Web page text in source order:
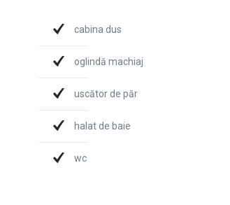
cabina dus
oglindă machiaj
uscător de păr
halat de baie
wc